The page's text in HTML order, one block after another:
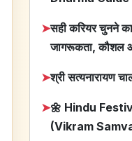
➤सही करियर चुनने
जागरूकता, कौशल
➤श्री सत्यनारायण
➤🌼 Hindu
(Vikram